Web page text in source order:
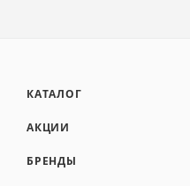
КАТАЛОГ
АКЦИИ
БРЕНДЫ